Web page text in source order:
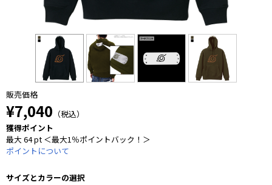
販売価格
¥7,040 （税込）
獲得ポイント
最大 64 pt ＜最大1％ポイントバック！＞
ポイントについて
サイズとカラーの選択